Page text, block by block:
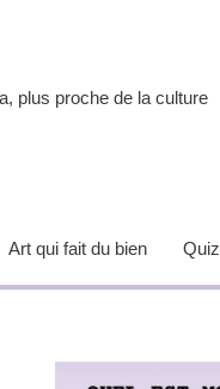
plus proche de la culture
Art qui fait du bien Quiz